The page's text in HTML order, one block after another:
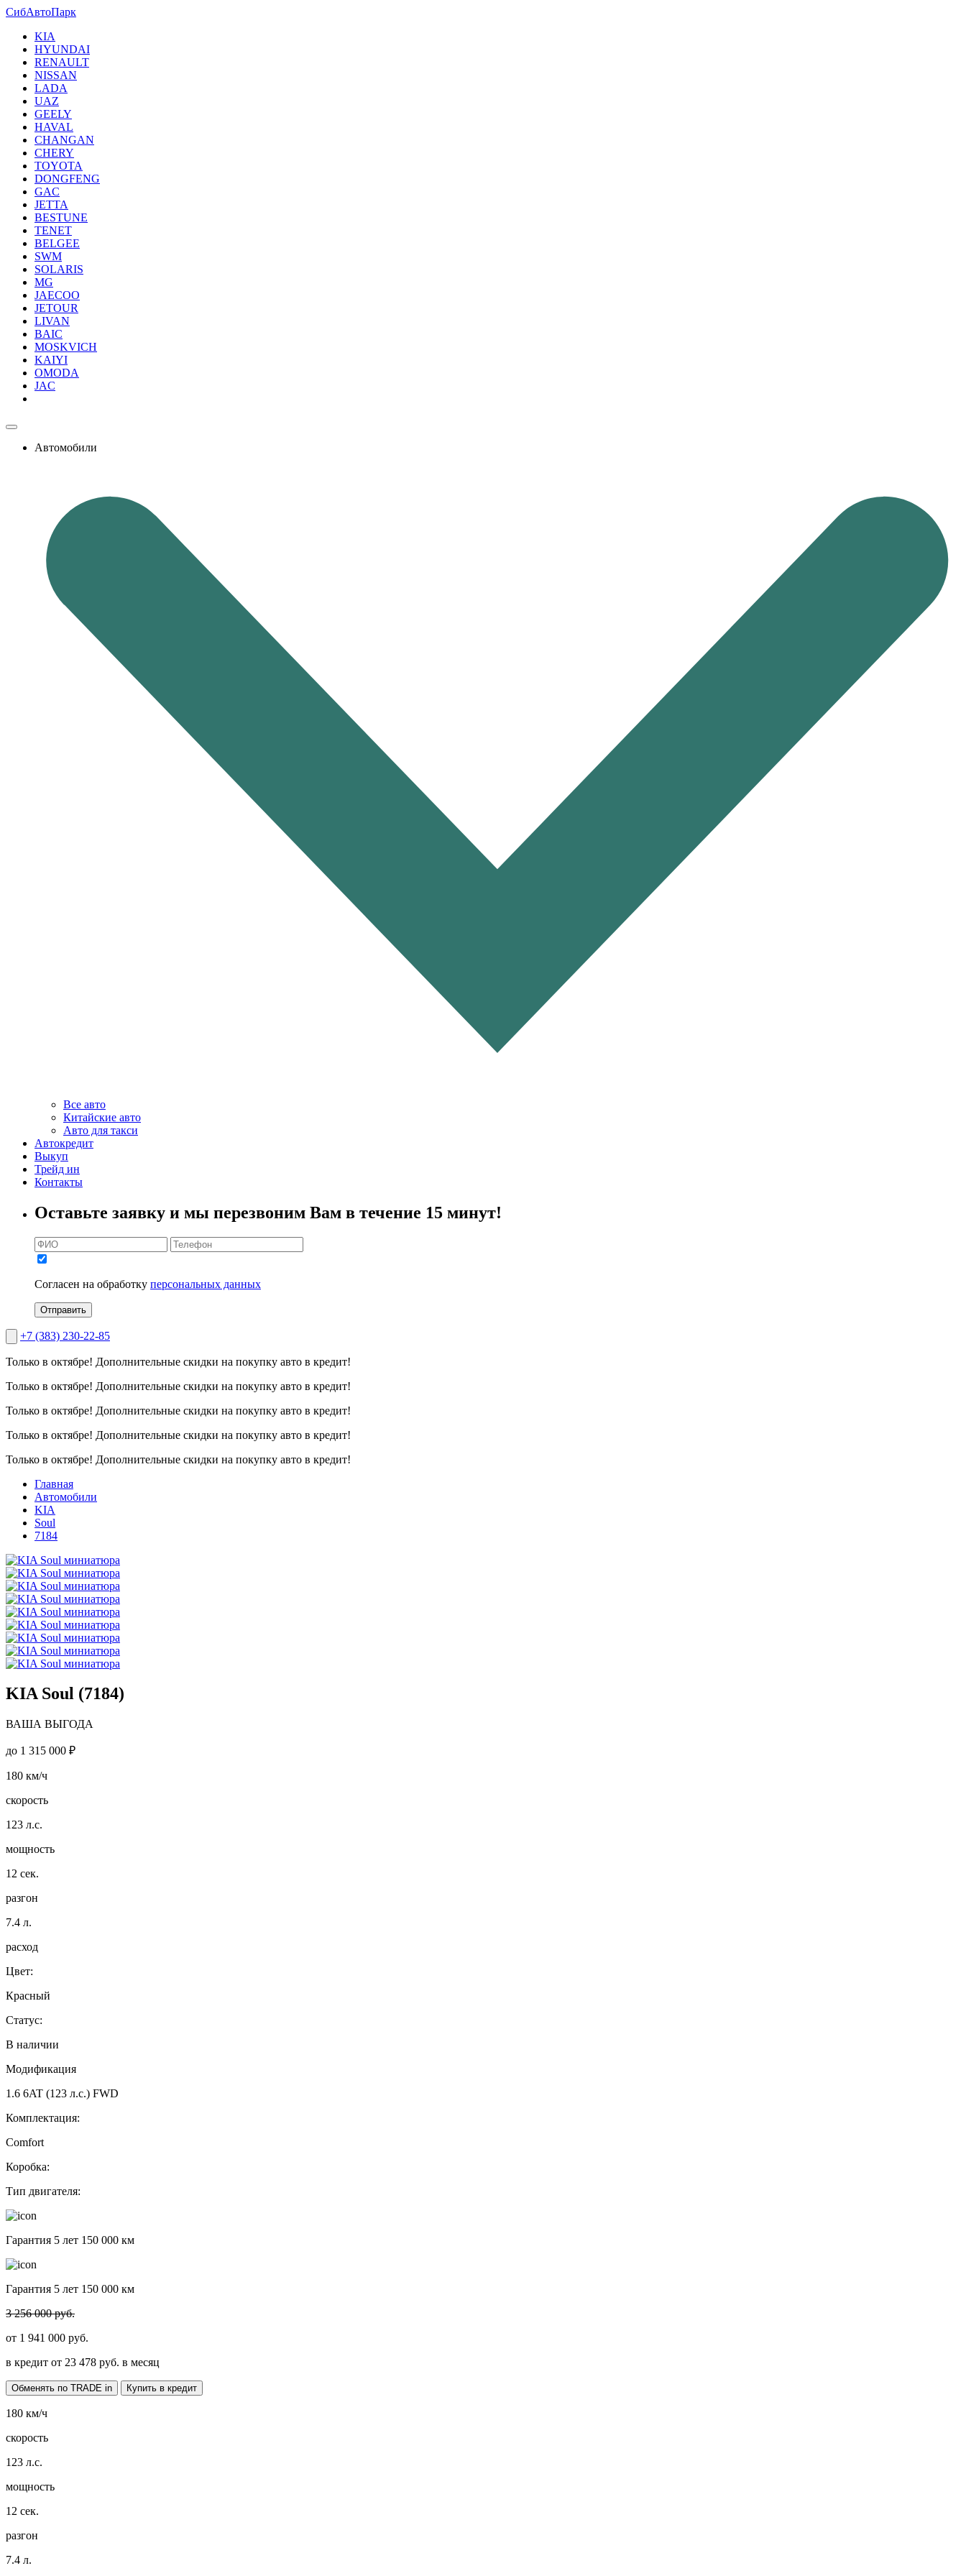
СибАвтоПарк
KIA
HYUNDAI
RENAULT
NISSAN
LADA
UAZ
GEELY
HAVAL
CHANGAN
CHERY
TOYOTA
DONGFENG
GAC
JETTA
BESTUNE
TENET
BELGEE
SWM
SOLARIS
MG
JAECOO
JETOUR
LIVAN
BAIC
MOSKVICH
KAIYI
OMODA
JAC
Автомобили
Все авто
Китайские авто
Авто для такси
Автокредит
Выкуп
Трейд ин
Контакты
Оставьте заявку и мы перезвоним Вам в течение 15 минут!
Согласен на обработку персональных данных
Отправить
+7 (383) 230-22-85
Только в октябре! Дополнительные скидки на покупку авто в кредит!
Только в октябре! Дополнительные скидки на покупку авто в кредит!
Только в октябре! Дополнительные скидки на покупку авто в кредит!
Только в октябре! Дополнительные скидки на покупку авто в кредит!
Только в октябре! Дополнительные скидки на покупку авто в кредит!
Главная
Автомобили
KIA
Soul
7184
KIA Soul (7184)
ВАША ВЫГОДА
до 1 315 000 ₽
180 км/ч
скорость
123 л.с.
мощность
12 сек.
разгон
7.4 л.
расход
Цвет:
Красный
Статус:
В наличии
Модификация
1.6 6AT (123 л.с.) FWD
Комплектация:
Comfort
Коробка:
Тип двигателя:
Гарантия 5 лет 150 000 км
Гарантия 5 лет 150 000 км
3 256 000 руб.
от 1 941 000 руб.
в кредит от 23 478 руб. в месяц
Обменять по TRADE in Купить в кредит
180 км/ч
скорость
123 л.с.
мощность
12 сек.
разгон
7.4 л.